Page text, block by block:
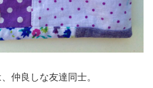
仲良しな友達同士。